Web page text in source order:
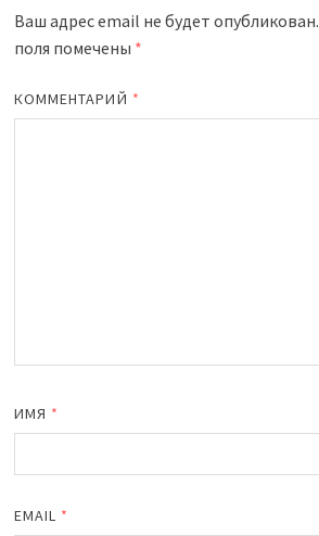
Ваш адрес email не будет опубликован.
поля помечены *
КОММЕНТАРИЙ *
ИМЯ *
EMAIL *